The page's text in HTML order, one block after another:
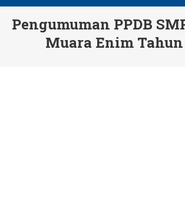
Pengumuman PPDB
Muara Enim Tahun